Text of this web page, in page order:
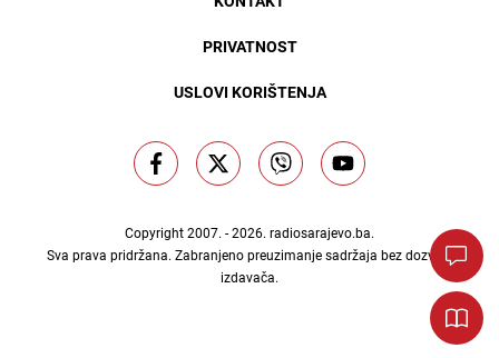
PRIVATNOST
USLOVI KORIŠTENJA
Copyright 2007. - 2026. radiosarajevo.ba.
Sva prava pridržana. Zabranjeno preuzimanje sadržaja bez dozvole
izdavača.